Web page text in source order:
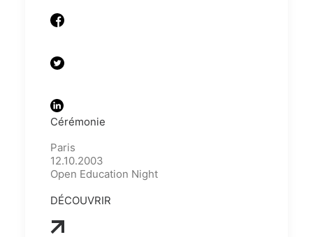
Cérémonie
Paris
12.10.2003
Open Education Night
DÉCOUVRIR